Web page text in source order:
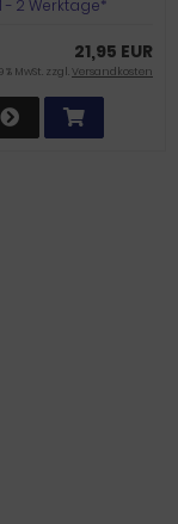
1 - 2 Werktage*
21,95 EUR
% MwSt. zzgl.Versandkosten